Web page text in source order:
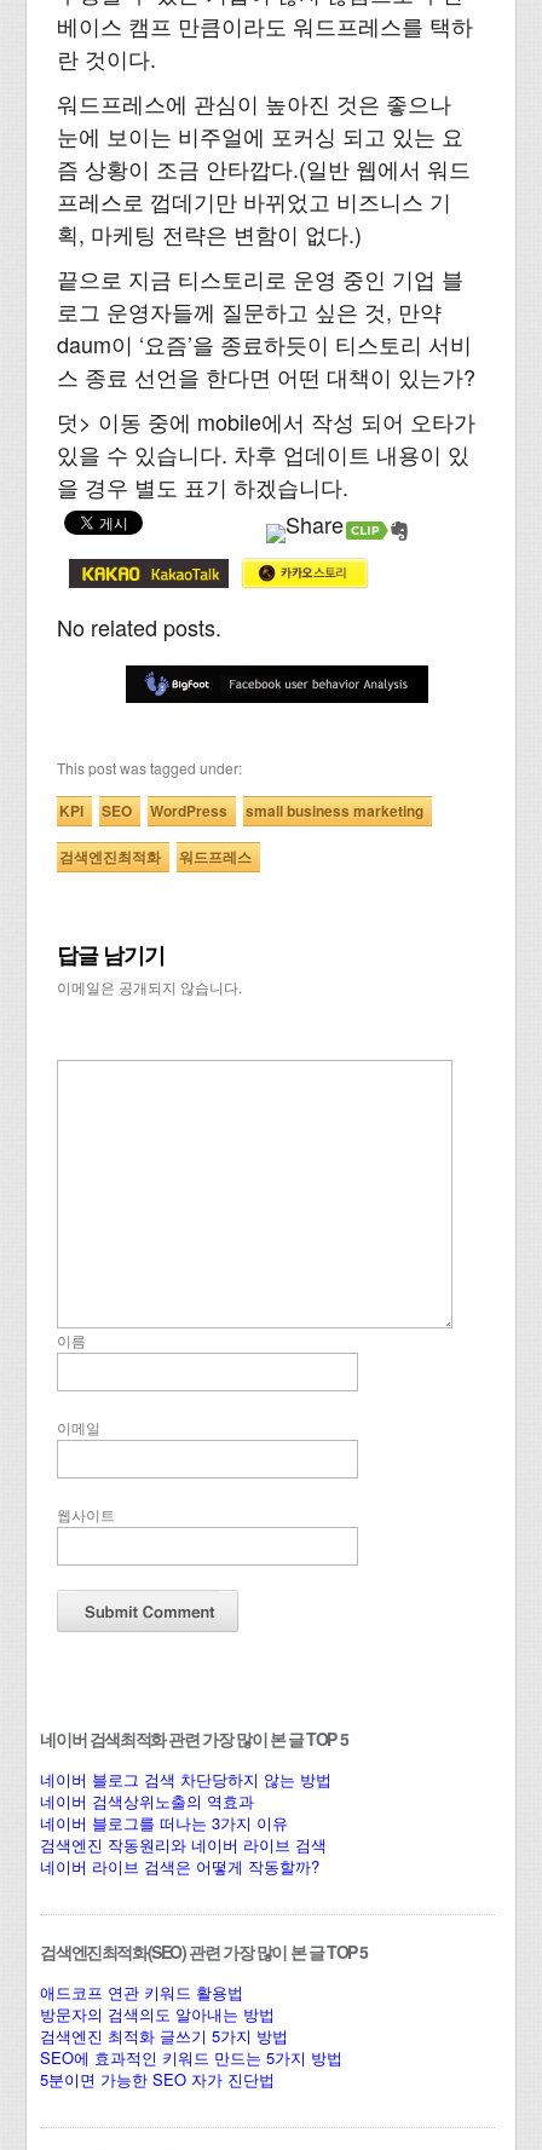
베이스 캠프 만큼이라도 워드프레스를 택하
란 것이다.
워드프레스에 관심이 높아진 것은 좋으나
눈에 보이는 비주얼에 포커싱 되고 있는 요
즘 상황이 조금 안타깝다.(일반 웹에서 워드
프레스로 껍데기만 바뀌었고 비즈니스 기
획, 마케팅 전략은 변함이 없다.)
끝으로 지금 티스토리로 운영 중인 기업 블
로그 운영자들께 질문하고 싶은 것, 만약
daum이 ‘요즘’을 종료하듯이 티스토리 서비
스 종료 선언을 한다면 어떤 대책이 있는가?
덧> 이동 중에 mobile에서 작성 되어 오타가
있을 수 있습니다. 차후 업데이트 내용이 있
을 경우 별도 표기 하겠습니다.
No related posts.
This post was tagged under:
KPI SEO WordPress small business marketing
검색엔진최적화 워드프레스
답글 남기기
이메일은 공개되지 않습니다.
이름
이메일
웹사이트
네이버 검색최적화 관련 가장 많이 본 글 TOP 5
네이버 블로그 검색 차단당하지 않는 방법
네이버 검색상위노출의 역효과
네이버 블로그를 떠나는 3가지 이유
검색엔진 작동원리와 네이버 라이브 검색
네이버 라이브 검색은 어떻게 작동할까?
검색엔진최적화(SEO) 관련 가장 많이 본 글 TOP 5
애드코프 연관 키워드 활용법
방문자의 검색의도 알아내는 방법
검색엔진 최적화 글쓰기 5가지 방법
SEO에 효과적인 키워드 만드는 5가지 방법
5분이면 가능한 SEO 자가 진단법